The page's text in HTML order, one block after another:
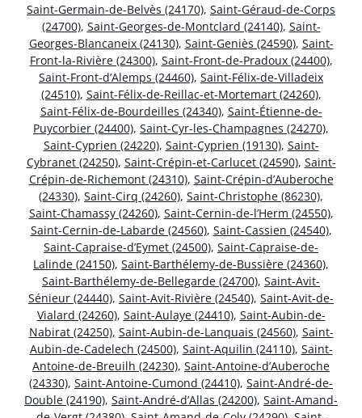
Saint-Germain-de-Belvès (24170), Saint-Géraud-de-Corps
(24700), Saint-Georges-de-Montclard (24140), Saint-
Georges-Blancaneix (24130), Saint-Geniès (24590), Saint-
Front-la-Rivière (24300), Saint-Front-de-Pradoux (24400),
Saint-Front-d’Alemps (24460), Saint-Félix-de-Villadeix
(24510), Saint-Félix-de-Reillac-et-Mortemart (24260),
Saint-Félix-de-Bourdeilles (24340), Saint-Étienne-de-
Puycorbier (24400), Saint-Cyr-les-Champagnes (24270),
Saint-Cyprien (24220), Saint-Cyprien (19130), Saint-
Cybranet (24250), Saint-Crépin-et-Carlucet (24590), Saint-
Crépin-de-Richemont (24310), Saint-Crépin-d’Auberoche
(24330), Saint-Cirq (24260), Saint-Christophe (86230),
Saint-Chamassy (24260), Saint-Cernin-de-l’Herm (24550),
Saint-Cernin-de-Labarde (24560), Saint-Cassien (24540),
Saint-Capraise-d’Eymet (24500), Saint-Capraise-de-
Lalinde (24150), Saint-Barthélemy-de-Bussière (24360),
Saint-Barthélemy-de-Bellegarde (24700), Saint-Avit-
Sénieur (24440), Saint-Avit-Rivière (24540), Saint-Avit-de-
Vialard (24260), Saint-Aulaye (24410), Saint-Aubin-de-
Nabirat (24250), Saint-Aubin-de-Lanquais (24560), Saint-
Aubin-de-Cadelech (24500), Saint-Aquilin (24110), Saint-
Antoine-de-Breuilh (24230), Saint-Antoine-d’Auberoche
(24330), Saint-Antoine-Cumond (24410), Saint-André-de-
Double (24190), Saint-André-d’Allas (24200), Saint-Amand-